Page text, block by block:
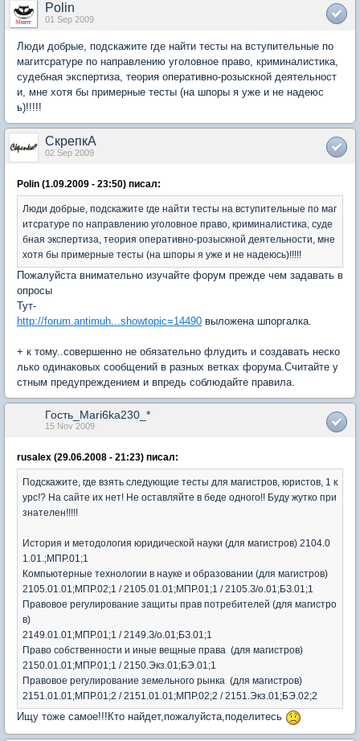
Polin
01 Sep 2009
Люди добрые, подскажите где найти тесты на вступительные по
магитсратуре по направлению уголовное право, криминалистика,
судебная экспертиза, теория оперативно-розыскной деятельност
и, мне хотя бы примерные тесты (на шпоры я уже и не надеюс
ь)!!!!!
СкрепкА
02 Sep 2009
Polin (1.09.2009 - 23:50) писал:
Люди добрые, подскажите где найти тесты на вступительные по маг
итсратуре по направлению уголовное право, криминалистика, суде
бная экспертиза, теория оперативно-розыскной деятельности, мне
хотя бы примерные тесты (на шпоры я уже и не надеюсь)!!!!!
Пожалуйста внимательно изучайте форум прежде чем задавать в
опросы
Тут-
http://forum.antimuh...showtopic=14490 выложена шпоргалка.
+ к тому..совершенно не обязательно флудить и создавать неско
лько одинаковых сообщений в разных ветках форума.Считайте у
стным предупреждением и впредь соблюдайте правила.
Гость_Mari6ka230_*
15 Nov 2009
rusalex (29.06.2008 - 21:23) писал:
Подскажите, где взять следующие тесты для магистров, юристов, 1 к
урс!? На сайте их нет! Не оставляйте в беде одного!! Буду жутко при
знателен!!!!!
История и методология юридической науки (для магистров) 2104.0
1.01.;МПР.01;1
Компьютерные технологии в науке и образовании (для магистров)
2105.01.01;МПР.02;1 / 2105.01.01;МПР.01;1 / 2105.З/о.01;БЗ.01;1
Правовое регулирование защиты прав потребителей (для магистро
в)
2149.01.01;МПР.01;1 / 2149.З/о.01;БЗ.01;1
Право собственности и иные вещные права (для магистров)
2150.01.01;МПР.01;1 / 2150.Экз.01;БЭ.01;1
Правовое регулирование земельного рынка (для магистров)
2151.01.01;МПР.01;2 / 2151.01.01;МПР.02;2 / 2151.Экз.01;БЭ.02;2
Ищу тоже самое!!!Кто найдет,пожалуйста,поделитесь